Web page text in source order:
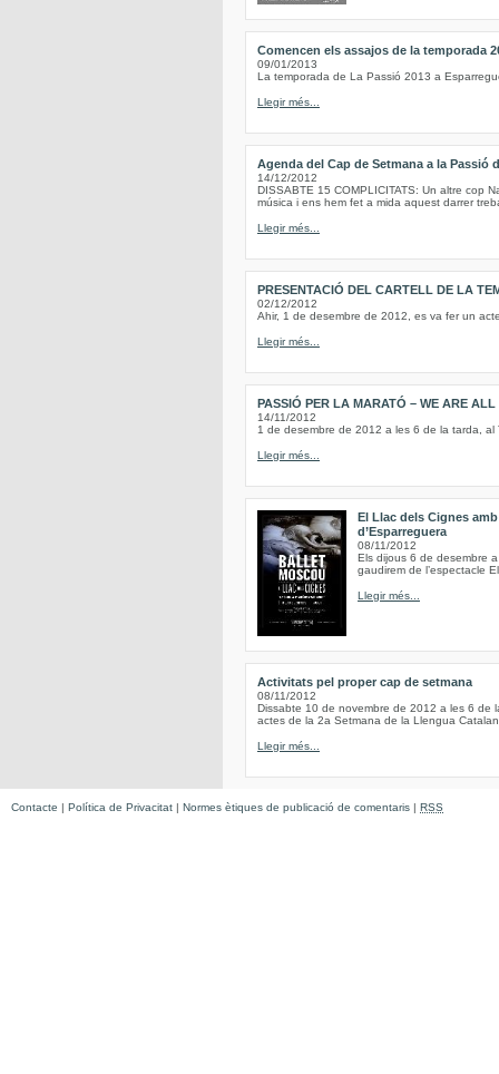
Comencen els assajos de la temporada
09/01/2013
La temporada de La Passió 2013 a
Llegir més...
Agenda del Cap de Setmana a la Passió
14/12/2012
DISSABTE 15 COMPLICITATS: Un altre cop
música i ens hem fet a mida aquest darrer
Llegir més...
PRESENTACIÓ DEL CARTELL DE LA
02/12/2012
Ahir, 1 de desembre de 2012, es va fer un
Llegir més...
PASSIÓ PER LA MARATÓ – WE ARE
14/11/2012
1 de desembre de 2012 a les 6 de la tarda, al
Llegir més...
El Llac dels Cignes
d’Esparreguera
08/11/2012
Els dijous 6 de desembre
gaudirem de l’espectacle
Llegir més...
Activitats pel proper cap de setmana
08/11/2012
Dissabte 10 de novembre de 2012 a les 6 de
actes de la 2a Setmana de la Llengua
Llegir més...
Contacte | Política de Privacitat | Normes ètiques de publicació de comentaris | RSS